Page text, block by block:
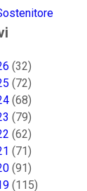
(32)
(72)
(68)
(79)
(62)
(71)
(91)
(115)